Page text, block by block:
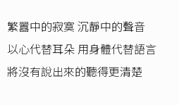
繁囂中的寂寞 沉靜中的聲音
以心代替耳朵 用身體代替語言
將沒有說出來的聽得更清楚